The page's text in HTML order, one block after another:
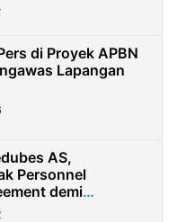
di Proyek APBN
Lapangan
AS,
Personnel
demi